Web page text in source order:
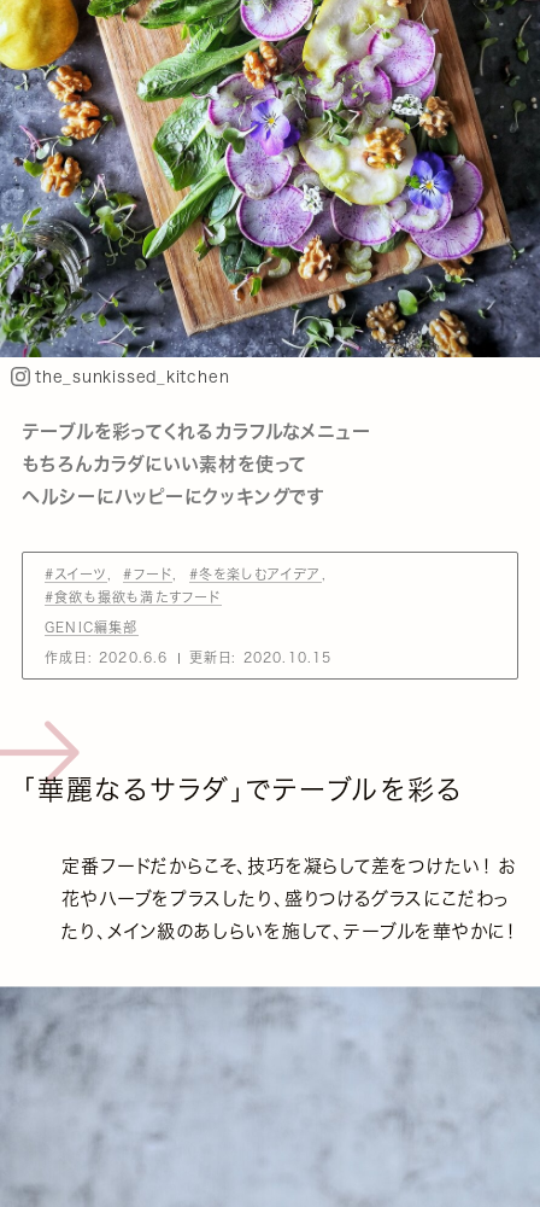
the_sunkissed_kitchen
テーブルを彩ってくれるカラフルなメニュー
もちろんカラダにいい素材を使って
ヘルシーにハッピーにクッキングです
#スイーツ #フード
#冬を楽しむアイデア
#食欲も撮欲も満たすフード
GENIC編集部
作成日: 2020.6.6 更新日: 2020.10.15
「華麗なるサラダ」でテーブルを彩る
定番フードだからこそ、技巧を凝らして差をつけたい！ お
花やハーブをプラスしたり、盛りつけるグラスにこだわっ
たり、メイン級のあしらいを施して、テーブルを華やかに！